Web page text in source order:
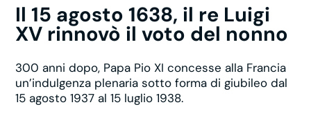
Il 15 agosto 1638, il re Luigi
XV rinnovò il voto del nonno
300 anni dopo, Papa Pio XI concesse alla Francia
un’indulgenza plenaria sotto forma di giubileo dal
15 agosto 1937 al 15 luglio 1938.